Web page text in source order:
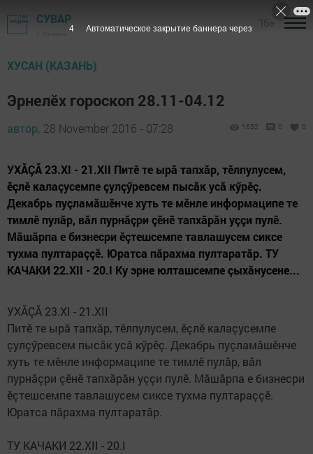
СУВАР
ХУСАН (КАЗАНЬ)
Эрнелӗх гороскоп 28.11-04.12
автор, 28 November 2016 - 07:28 1652 0 0
УХĂÇĂ 23.XI - 21.XII Питӗ те ырă тапхăр, тӗлпулусем,
ӗçлӗ калаçусемпе çулçӳревсем пысăк усă кӳрӗç.
Декабрь пуçламăшӗнче хуть те мӗнле информаципе те
тимлӗ пулăр, вăл пурнăçри çӗнӗ тап­хăрăн уççи пулӗ.
Мăшăрпа е бизнесри ӗçтешсемпе тавлашусем сиксе
тухма пултараççӗ. Юратса пăрахма пултаратăр. ТУ
КАЧАКИ 22.XII - 20.I Ку эрне юлташсемпе çыхăнусене...
УХĂÇĂ 23.XI - 21.XII
Питӗ те ырă тапхăр, тӗлпулусем, ӗçлӗ калаçусемпе
çулçӳревсем пысăк усă кӳрӗç. Декабрь пуçламăшӗнче
хуть те мӗнле информаципе те тимлӗ пулăр, вăл
пурнăçри çӗнӗ тап­хăрăн уççи пулӗ. Мăшăрпа е бизнесри
ӗçтешсемпе тавлашусем сиксе тухма пултараççӗ.
Юратса пăрахма пултаратăр.
ТУ КАЧАКИ 22.XII - 20.I
3 Автоматическое закрытие баннера через